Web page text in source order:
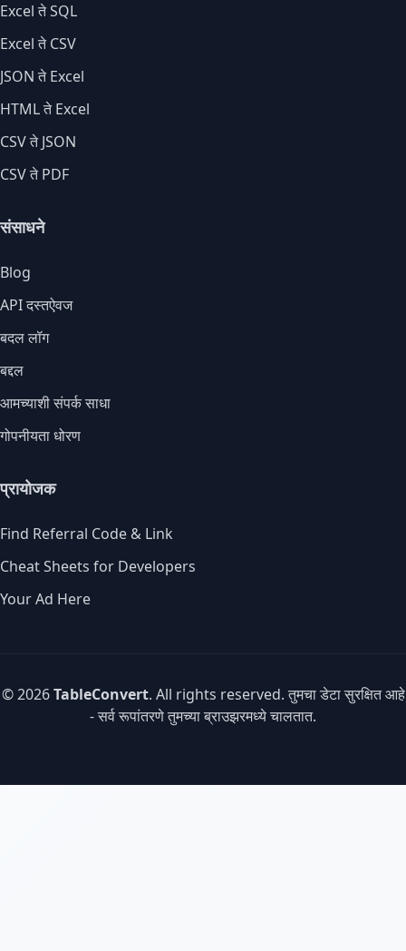
Excel ते SQL
Excel ते CSV
JSON ते Excel
HTML ते Excel
CSV ते JSON
CSV ते PDF
संसाधने
Blog
API दस्तऐवज
बदल लॉग
बद्दल
आमच्याशी संपर्क साधा
गोपनीयता धोरण
प्रायोजक
Find Referral Code & Link
Cheat Sheets for Developers
Your Ad Here
© 2026TableConvert. All rights reserved. तुमचा डेटा सुरक्षित आहे
- सर्व रूपांतरणे तुमच्या ब्राउझरमध्ये चालतात.